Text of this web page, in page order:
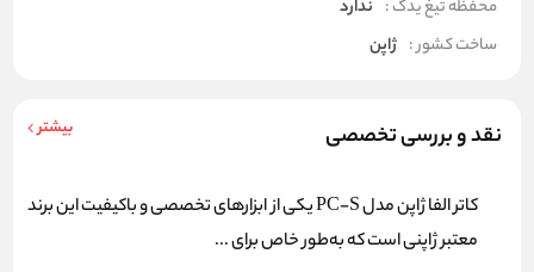
محفظه تیغ یدک : ندارد
ساخت کشور : ژاپن
نقد و بررسی تخصصی بیشتر
کاتر الفا ژاپن مدل PC-S یکی از ابزارهای تخصصی و باکیفیت این برند
معتبر ژاپنی است که به‌طور خاص برای ...